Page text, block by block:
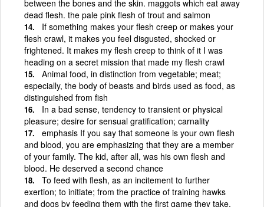
between the bones and the skin. maggots which eat away
dead flesh. the pale pink flesh of trout and salmon
If something makes your flesh creep or makes your
flesh crawl, it makes you feel disgusted, shocked or
frightened. It makes my flesh creep to think of it I was
heading on a secret mission that made my flesh crawl
Animal food, in distinction from vegetable; meat;
especially, the body of beasts and birds used as food, as
distinguished from fish
In a bad sense, tendency to transient or physical
pleasure; desire for sensual gratification; carnality
emphasis If you say that someone is your own flesh
and blood, you are emphasizing that they are a member
of your family. The kid, after all, was his own flesh and
blood. He deserved a second chance
To feed with flesh, as an incitement to further
exertion; to initiate; from the practice of training hawks
and dogs by feeding them with the first game they take,